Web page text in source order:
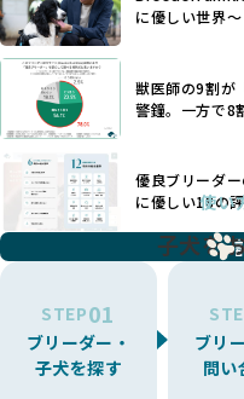
たり、栄養のない食事を与
いなど、ワンちゃんの健康
くありません。
また、健康リスクが予測
が行き届かない多頭飼育
ング手法は、ワンちゃんの
るブリーダーによるものが
題となっています。
BreederFamiliesでは、こ
リーディングをなくすた
うに大切に飼育・繁殖を
BreederFamiliesでは、ア
えた6つの絶対基準と12の
ドール・レトリバーには
す。このような犬種ごとの
できるかどうかは、ブリー
す。
優良ブリーダーは、少数
繁殖を行い、各犬種の特徴
犬種ごとの健康管理や繁殖
ことが可能です。
一方、営利優先ブリーダー
増やす傾向があり、犬種
環境を十分に考慮しない
たりストレスを抱えたり
「少数の犬種に集中」の
に優しい世界〜
獣医師の9割が
警鐘。一方で8
優良ブリーダ
に優しい18の
使い
子犬を
STEP01
ブリーダー・
子犬を探す
ブリ
問い